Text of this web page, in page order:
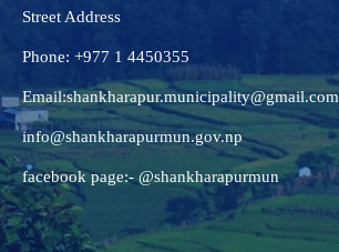
Street Address
Phone: +977 1 4450355
Email:shankharapur.municipality@gmail.com
info@shankharapurmun.gov.np
facebook page:- @shankharapurmun